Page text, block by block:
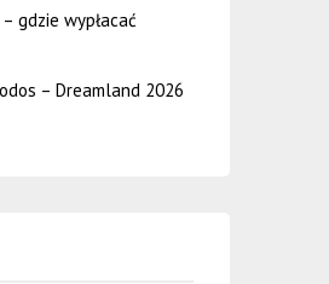
gdzie wypłacać
– Dreamland 2026